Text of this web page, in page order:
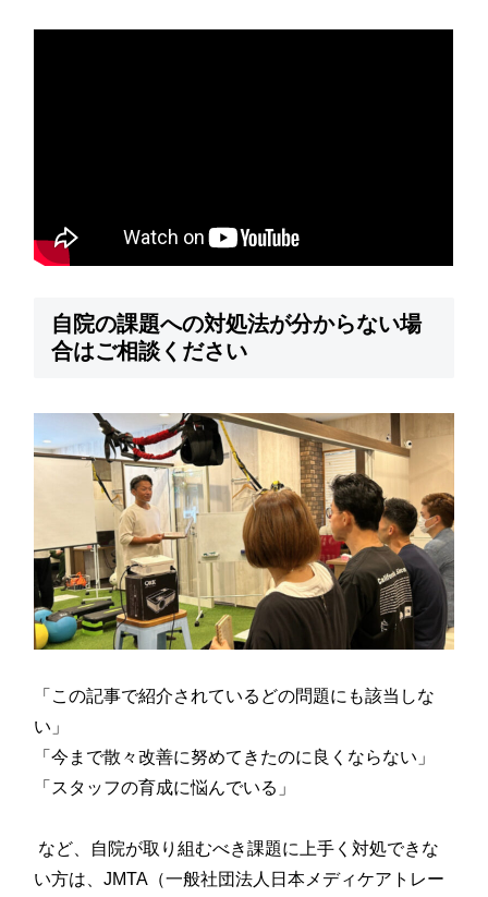
自院の課題への対処法が分からない場
合はご相談ください
「この記事で紹介されているどの問題にも該当しな
い」
「今まで散々改善に努めてきたのに良くならない」
「スタッフの育成に悩んでいる」
など、自院が取り組むべき課題に上手く対処できな
い方は、JMTA（一般社団法人日本メディケアトレー